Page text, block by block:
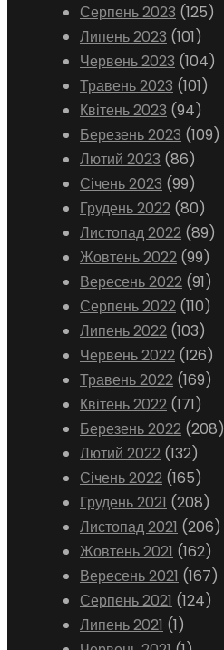
Серпень 2023 (125)
Липень 2023 (101)
Червень 2023 (104)
Травень 2023 (101)
Квітень 2023 (94)
Березень 2023 (109)
Лютий 2023 (86)
Січень 2023 (99)
Грудень 2022 (80)
Листопад 2022 (89)
Жовтень 2022 (99)
Вересень 2022 (91)
Серпень 2022 (110)
Липень 2022 (103)
Червень 2022 (126)
Травень 2022 (169)
Квітень 2022 (171)
Березень 2022 (208)
Лютий 2022 (132)
Січень 2022 (165)
Грудень 2021 (208)
Листопад 2021 (206)
Жовтень 2021 (162)
Вересень 2021 (167)
Серпень 2021 (124)
Липень 2021 (1)